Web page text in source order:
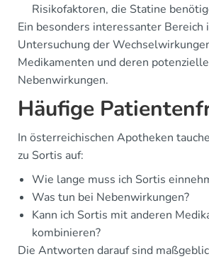
Risikofaktoren, die Statine
Ein besonders interessanter Bereich
Untersuchung der
Medikamenten und deren
Nebenwirkungen.
Häufige
In österreichischen Apotheken
zu Sortis auf:
Wie lange muss ich Sortis
Was tun bei Nebenwirkungen?
Kann ich Sortis mit anderen
kombinieren?
Die Antworten darauf sind